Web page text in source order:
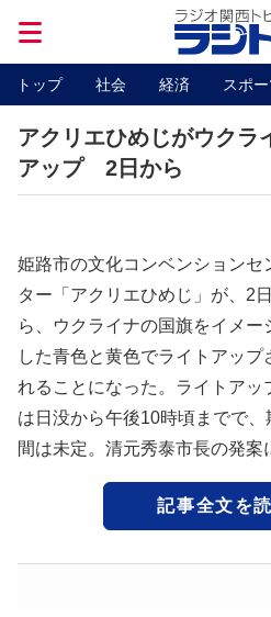
トップ 社会 経済 スポ
アクリエひめじがウクラ
アップ 2日から
姫路市の文化コンベンションセ
ター「アクリエひめじ」が、2
ら、ウクライナの国旗をイメー
した青色と黄色でライトアップ
れることになった。ライトアッ
は日没から午後10時頃までで、
間は未定。清元秀泰市長の発案
記事全文を